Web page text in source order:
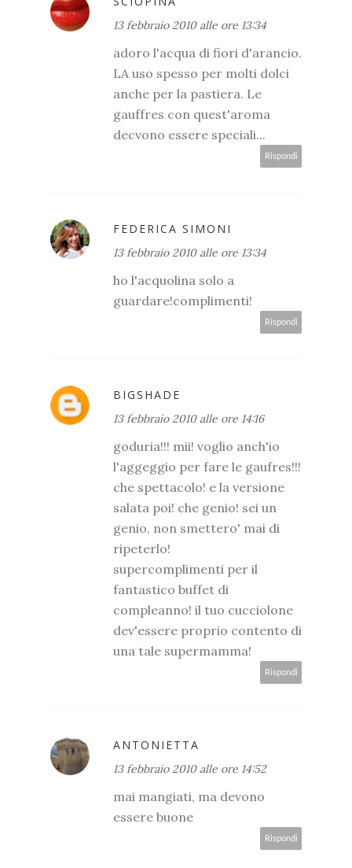
13 febbraio 2010 alle ore 13:34
adoro l'acqua di fiori d'arancio.
LA uso spesso per molti dolci
anche per la pastiera. Le
gauffres con quest'aroma
decvono essere speciali...
Rispondi
FEDERICA SIMONI
13 febbraio 2010 alle ore 13:34
ho l'acquolina solo a
guardare!complimenti!
Rispondi
BIGSHADE
13 febbraio 2010 alle ore 14:16
goduria!!! mii! voglio anch'io
l'aggeggio per fare le gaufres!!!
che spettacolo! e la versione
salata poi! che genio! sei un
genio, non smettero' mai di
ripeterlo!
supercomplimenti per il
fantastico buffet di
compleanno! il tuo cucciolone
dev'essere proprio contento di
una tale supermamma!
Rispondi
ANTONIETTA
13 febbraio 2010 alle ore 14:52
mai mangiati, ma devono
essere buone
Rispondi